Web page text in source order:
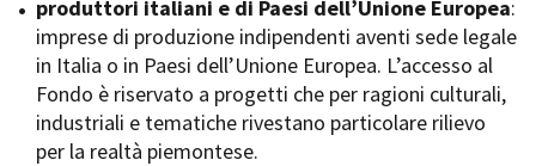
Piemonte Doc Film Fund
Short Film Fund
PRODUCTION GUIDE
Società di produzione
Strutture di servizio
Festa del Cinema di Roma
Torino Film Festival
David di Donatello
Nastri d’Argento
Premio Solinas
produttori italiani e di Paesi dell’Unione Europea:
imprese di produzione indipendenti aventi sede legale
in Italia o in Paesi dell’Unione Europea. L’accesso al
Fondo è riservato a progetti che per ragioni culturali,
industriali e tematiche rivestano particolare rilievo
per la realtà piemontese.